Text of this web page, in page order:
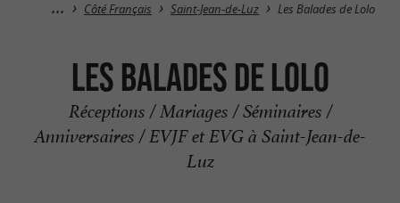
Côté Français Saint-Jean-de-Luz Les Balades de Lolo
Les Balades de Lolo
Réceptions / Mariages / Séminaires /
Anniversaires / EVJF et EVG à Saint-Jean-de-
Luz